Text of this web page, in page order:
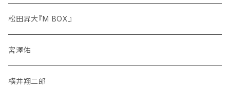
松田昇大『M BOX』
宮澤佑
横井翔二郎